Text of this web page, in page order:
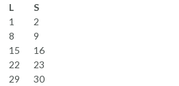
L
S
1
2
8
9
15
16
22
23
29
30